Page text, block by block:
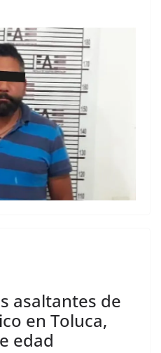
asaltantes de
en Toluca,
edad